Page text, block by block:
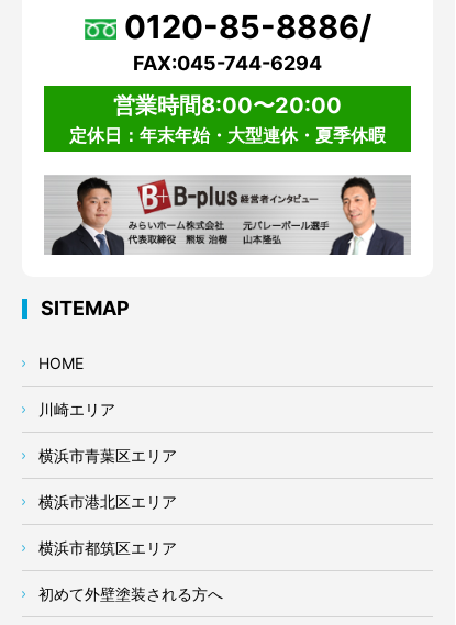
0120-85-8886/
FAX:045-744-6294
営業時間8:00〜20:00
定休日：年末年始・大型連休・夏季休暇
SITEMAP
HOME
川崎エリア
横浜市青葉区エリア
横浜市港北区エリア
横浜市都筑区エリア
初めて外壁塗装される方へ